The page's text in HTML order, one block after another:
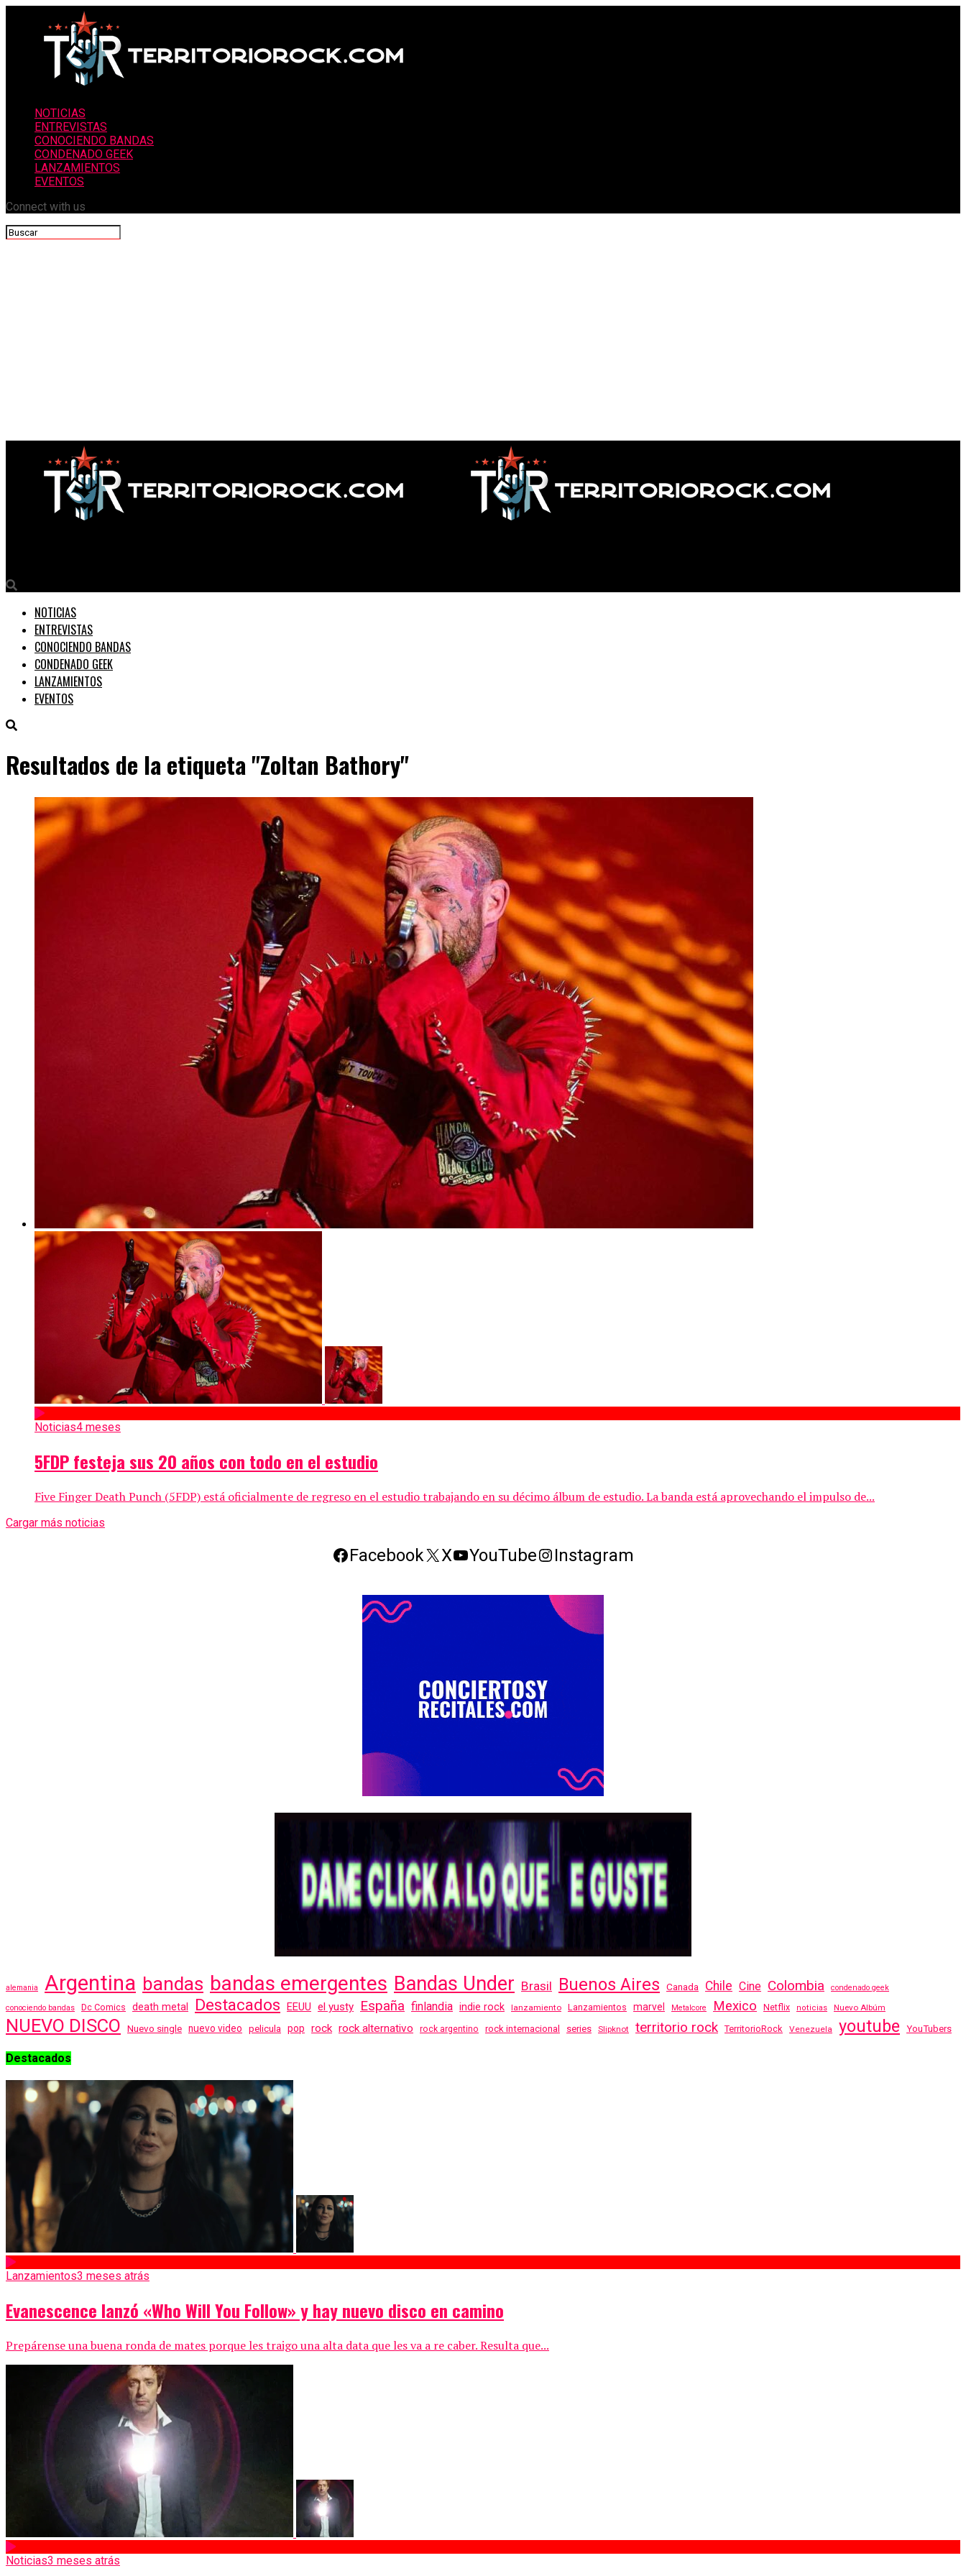
NOTICIAS
ENTREVISTAS
CONOCIENDO BANDAS
CONDENADO GEEK
LANZAMIENTOS
EVENTOS
Connect with us
NOTICIAS
ENTREVISTAS
CONOCIENDO BANDAS
CONDENADO GEEK
LANZAMIENTOS
EVENTOS
Resultados de la etiqueta "Zoltan Bathory"
Noticias4 meses
5FDP festeja sus 20 años con todo en el estudio
Five Finger Death Punch (5FDP) está oficialmente de regreso en el estudio trabajando en su décimo álbum de estudio. La banda está aprovechando el impulso de...
Cargar más noticias
Facebook X YouTube Instagram
alemania Argentina bandas bandas emergentes Bandas Under Brasil Buenos Aires Canada Chile Cine Colombia condenado geek
conociendo bandas Dc Comics death metal Destacados EEUU el yusty España finlandia indie rock lanzamiento Lanzamientos marvel Metalcore Mexico Netflix noticias Nuevo Albúm
NUEVO DISCO Nuevo single nuevo video pelicula pop rock rock alternativo rock argentino rock internacional series Slipknot territorio rock TerritorioRock Venezuela youtube YouTubers
Destacados
Lanzamientos3 meses atrás
Evanescence lanzó «Who Will You Follow» y hay nuevo disco en camino
Prepárense una buena ronda de mates porque les traigo una alta data que les va a re caber. Resulta que...
Noticias3 meses atrás